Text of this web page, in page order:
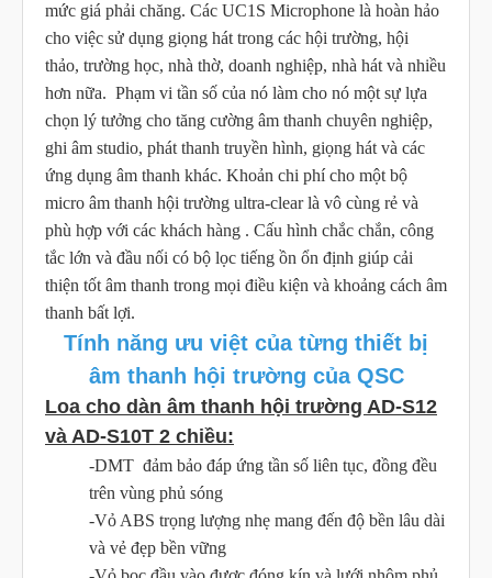
mức giá phải chăng. Các UC1S Microphone là hoàn hảo
cho việc sử dụng giọng hát trong các hội trường, hội
thảo, trường học, nhà thờ, doanh nghiệp, nhà hát và nhiều
hơn nữa. Phạm vi tần số của nó làm cho nó một sự lựa
chọn lý tưởng cho tăng cường âm thanh chuyên nghiệp,
ghi âm studio, phát thanh truyền hình, giọng hát và các
ứng dụng âm thanh khác. Khoản chi phí cho một bộ
micro âm thanh hội trường ultra-clear là vô cùng rẻ và
phù hợp với các khách hàng . Cấu hình chắc chắn, công
tắc lớn và đầu nối có bộ lọc tiếng ồn ổn định giúp cải
thiện tốt âm thanh trong mọi điều kiện và khoảng cách âm
thanh bất lợi.
Tính năng ưu việt của từng thiết bị
âm thanh hội trường của QSC
Loa cho dàn âm thanh hội trường AD-S12
và AD-S10T 2 chiều:
-DMT đảm bảo đáp ứng tần số liên tục, đồng đều
trên vùng phủ sóng
-Vỏ ABS trọng lượng nhẹ mang đến độ bền lâu dài
và vẻ đẹp bền vững